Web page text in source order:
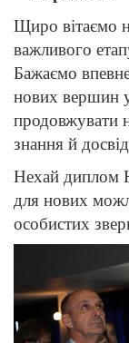
Щиро вітаємо
важливого
Бажаємо
нових вершин у
продовжувати
знання й
Нехай диплом
для нових
особистих